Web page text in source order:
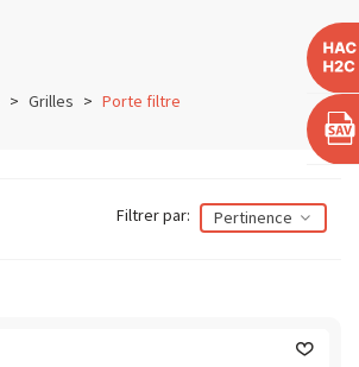
> Grilles > Porte filtre
Filtrer par: Pertinence